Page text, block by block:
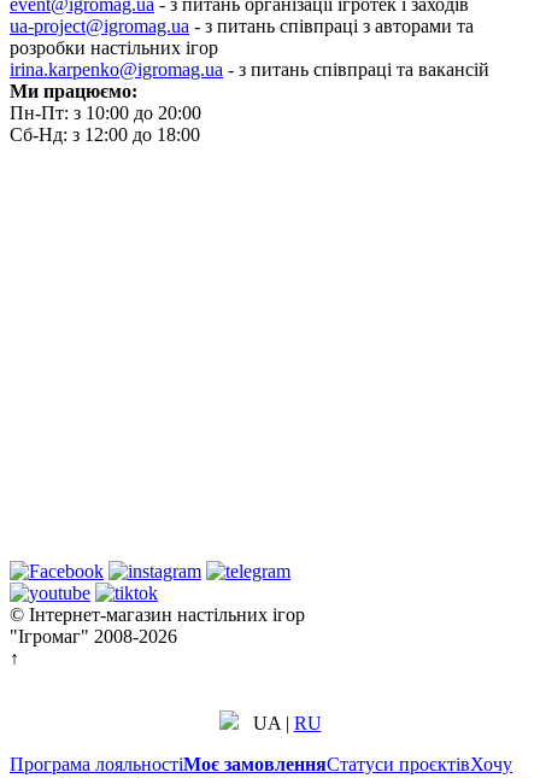
event@igromag.ua - з питань організації ігротек і заходів
ua-project@igromag.ua - з питань співпраці з авторами та
розробки настільних ігор
irina.karpenko@igromag.ua - з питань співпраці та вакансій
Ми працюємо:
Пн-Пт: з 10:00 до 20:00
Сб-Нд: з 12:00 до 18:00
© Інтернет-магазин настільних ігор
"Ігромаг" 2008-2026
↑
UA| RU
Програма лояльностіМоє замовленняСтатуси проєктівХочу